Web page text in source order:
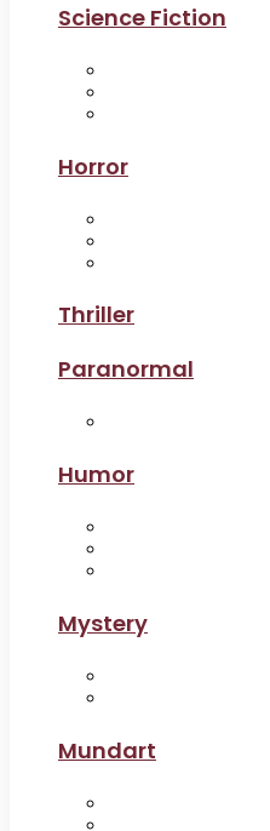
Science Fiction
Horror
Thriller
Paranormal
Humor
Mystery
Mundart